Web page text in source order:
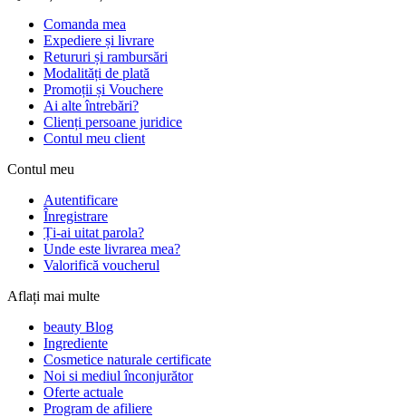
Comanda mea
Expediere și livrare
Retururi și rambursări
Modalități de plată
Promoții și Vouchere
Ai alte întrebări?
Clienți persoane juridice
Contul meu client
Contul meu
Autentificare
Înregistrare
Ți-ai uitat parola?
Unde este livrarea mea?
Valorifică voucherul
Aflați mai multe
beauty Blog
Ingrediente
Cosmetice naturale certificate
Noi si mediul înconjurător
Oferte actuale
Program de afiliere